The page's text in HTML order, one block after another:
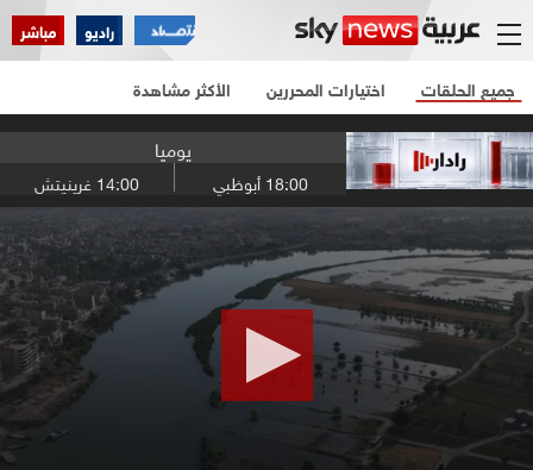
راديو مباشر
جميع الحلقات اختيارات المحررين الأكثر مشاهدة
يوميا
18:00 أبوظبي 14:00 غرينيتش
seconds
of
17
minutes,
3
seconds